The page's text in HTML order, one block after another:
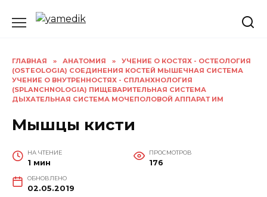
ГЛАВНАЯ » АНАТОМИЯ »
УЧЕНИЕ О КОСТЯХ - ОСТЕОЛОГИЯ
(OSTEOLOGIA) СОЕДИНЕНИЯ КОСТЕЙ МЫШЕЧНАЯ СИСТЕМА
УЧЕНИЕ О ВНУТРЕННОСТЯХ - СПЛАНХНОЛОГИЯ
(SPLANCHNOLOGIA) ПИЩЕВАРИТЕЛЬНАЯ СИСТЕМА
ДЫХАТЕЛЬНАЯ СИСТЕМА МОЧЕПОЛОВОЙ АППАРАТ ИМ
Мышцы кисти
НА ЧТЕНИЕ
1 мин
ПРОСМОТРОВ
176
ОБНОВЛЕНО
02.05.2019